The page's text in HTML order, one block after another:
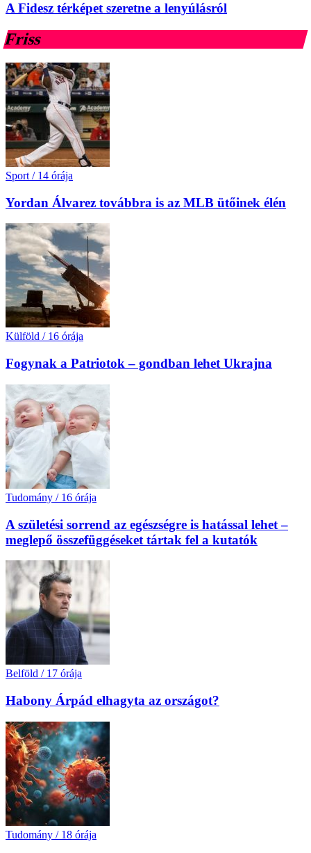
A Fidesz térképet szeretne a lenyúlásról
Friss
Sport / 14 órája
Yordan Álvarez továbbra is az MLB ütőinek élén
Külföld / 16 órája
Fogynak a Patriotok – gondban lehet Ukrajna
Tudomány / 16 órája
A születési sorrend az egészségre is hatással lehet –
meglepő összefüggéseket tártak fel a kutatók
Belföld / 17 órája
Habony Árpád elhagyta az országot?
Tudomány / 18 órája